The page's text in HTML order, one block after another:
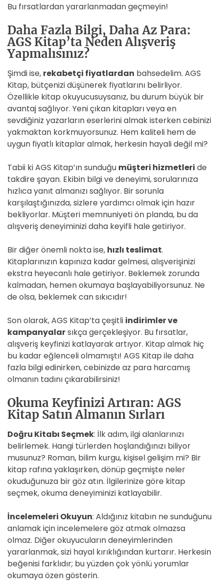
Bu fırsatlardan yararlanmadan geçmeyin!
Daha Fazla Bilgi, Daha Az Para:
AGS Kitap’ta Neden Alışveriş
Yapmalısınız?
Şimdi ise, rekabetçi fiyatlardan bahsedelim. AGS
Kitap, bütçenizi düşünerek fiyatlarını belirliyor.
Özellikle kitap okuyucusuysanız, bu durum büyük bir
avantaj sağlıyor. Yeni çıkan kitapları veya en
sevdiğiniz yazarların eserlerini almak isterken cebinizi
yakmaktan korkmuyorsunuz. Hem kaliteli hem de
uygun fiyatlı kitaplar almak, herkesin hayali değil mi?
Tabii ki AGS Kitap’ın sunduğu müşteri hizmetleri de
takdire şayan. Ekibin bilgi ve deneyimi, sorularınıza
hızlıca yanıt almanızı sağlıyor. Bir sorunla
karşılaştığınızda, sizlere yardımcı olmak için hazır
bekliyorlar. Müşteri memnuniyeti ön planda, bu da
alışveriş deneyiminizi daha keyifli hale getiriyor.
Bir diğer önemli nokta ise, hızlı teslimat.
Kitaplarınızın kapınıza kadar gelmesi, alışverişinizi
ekstra heyecanlı hale getiriyor. Beklemek zorunda
kalmadan, hemen okumaya başlayabiliyorsunuz. Ne
de olsa, beklemek can sıkıcıdır!
Son olarak, AGS Kitap’ta çeşitli indirimler ve
kampanyalarsıkça gerçekleşiyor. Bu fırsatlar,
alışveriş keyfinizi katlayarak artıyor. Kitap almak hiç
bu kadar eğlenceli olmamıştı! AGS Kitap ile daha
fazla bilgi edinirken, cebinizde az para harcamış
olmanın tadını çıkarabilirsiniz!
Okuma Keyfinizi Artıran: AGS
Kitap Satın Almanın Sırları
Doğru Kitabı Seçmek: İlk adım, ilgi alanlarınızı
belirlemek. Hangi türlerden hoşlandığınızı biliyor
musunuz? Roman, bilim kurgu, kişisel gelişim mi? Bir
kitap rafına yaklaşırken, dönüp geçmişte neler
okuduğunuza bir göz atın. İlgilerinize göre kitap
seçmek, okuma deneyiminizi katlayabilir.
İncelemeleri Okuyun: Aldığınız kitabın ne sunduğunu
anlamak için incelemelere göz atmak olmazsa
olmaz. Diğer okuyucuların deneyimlerinden
yararlanmak, sizi hayal kırıklığından kurtarır. Herkesin
beğenisi farklıdır; bu yüzden çok yönlü yorumlar
okumaya özen gösterin.